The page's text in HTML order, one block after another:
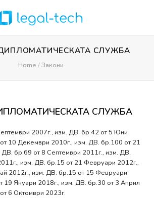
СЛУЖБА
Home / Закони
СЛУЖБА
2007г., изм. ДВ. бр.42 от 5 Юни
10 Декември 2010г., изм. ДВ. бр.100 от 21
бр.69 от 8 Септември 2011г., изм. ДВ.
изм. ДВ. бр.15 от 21 Февруари 2012г.,
2012г., изм. ДВ. бр.15 от 15 Февруари
19 Януари 2018г., изм. ДВ. бр.30 от 3 Април
6 Октомври 2023г.